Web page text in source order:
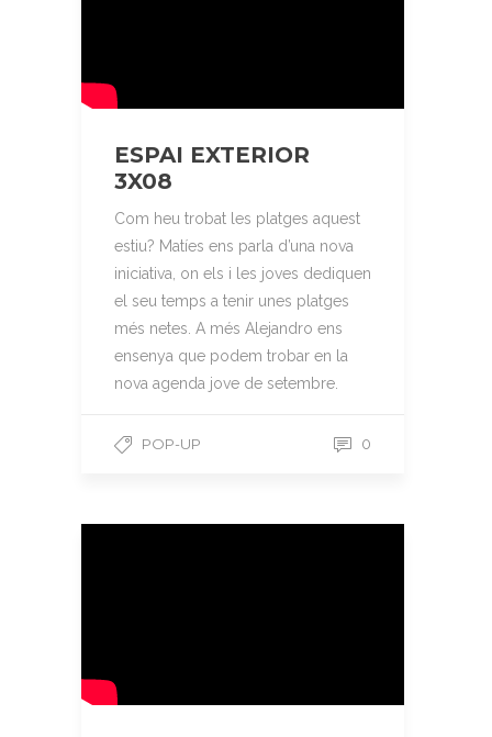
ESPAI EXTERIOR
3X08
Com heu trobat les platges aquest
estiu? Matíes ens parla d’una nova
iniciativa, on els i les joves dediquen
el seu temps a tenir unes platges
més netes. A més Alejandro ens
ensenya que podem trobar en la
nova agenda jove de setembre.
POP-UP 0